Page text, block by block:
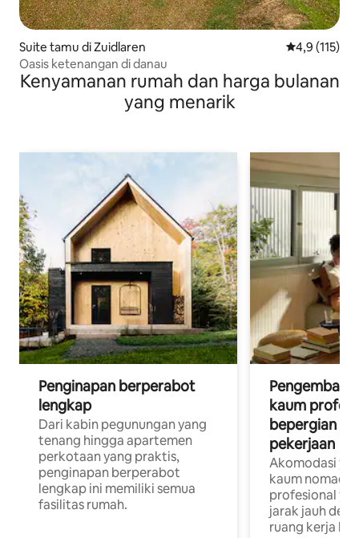
Suite tamu di Zuidlaren Nilai rata-
4,9 (115)
Oasis ketenangan di danau
Kenyamanan rumah dan harga bulanan
yang menarik
Penginapan berperabot
lengkap
Dari kabin pegunungan yang
tenang hingga apartemen
perkotaan yang praktis,
penginapan berperabot
lengkap ini memiliki semua
fasilitas rumah.
Pengembara
kaum
bepergian
pekerjaan
Akomodasi
kaum
profesional
jarak jauh
ruang kerja